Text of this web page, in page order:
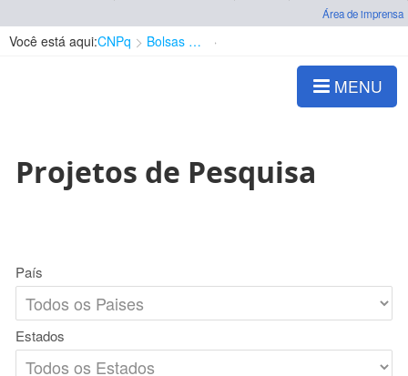
Área de imprensa
Você está aqui:CNPq Bolsas e Auxílios Vigentes
MENU
Projetos de Pesquisa
País
Estados